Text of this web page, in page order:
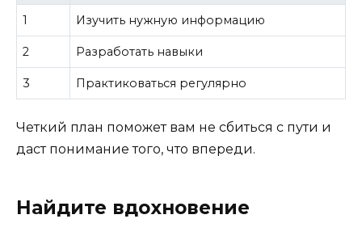
1 Изучить нужную информацию
2 Разработать навыки
3 Практиковаться регулярно
Четкий план поможет вам не сбиться с пути и
даст понимание того, что впереди.
Найдите вдохновение